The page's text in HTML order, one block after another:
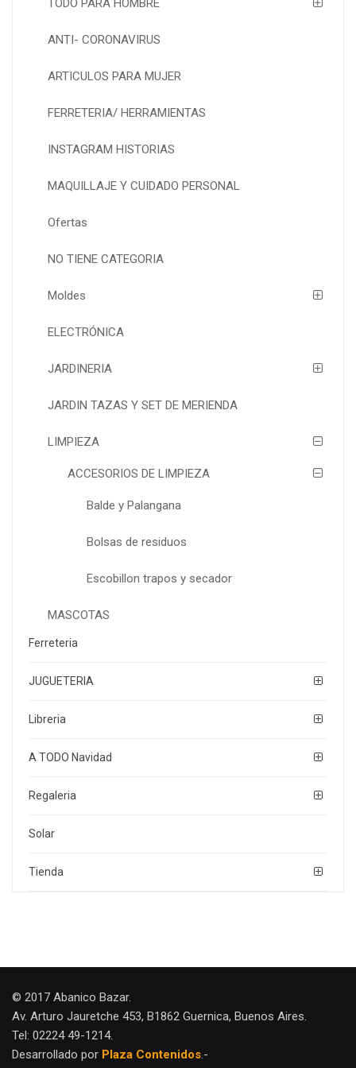
TODO PARA HOMBRE
ANTI- CORONAVIRUS
ARTICULOS PARA MUJER
FERRETERIA/ HERRAMIENTAS
INSTAGRAM HISTORIAS
MAQUILLAJE Y CUIDADO PERSONAL
Ofertas
NO TIENE CATEGORIA
Moldes
ELECTRÓNICA
JARDINERIA
JARDIN TAZAS Y SET DE MERIENDA
LIMPIEZA
ACCESORIOS DE LIMPIEZA
Balde y Palangana
Bolsas de residuos
Escobillon trapos y secador
MASCOTAS
Ferreteria
JUGUETERIA
Libreria
A TODO Navidad
Regaleria
Solar
Tienda
© 2017 Abanico Bazar.
Av. Arturo Jauretche 453, B1862 Guernica, Buenos Aires.
Tel: 02224 49-1214.
Desarrollado por Plaza Contenidos.-